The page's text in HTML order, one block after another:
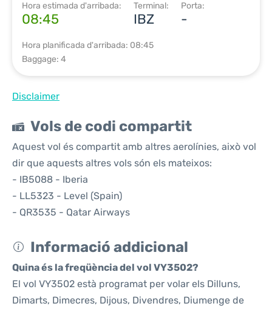
Hora estimada d'arribada:
08:45
Terminal:
IBZ
Porta:
-
Hora planificada d'arribada: 08:45
Baggage: 4
Disclaimer
Vols de codi compartit
Aquest vol és compartit amb altres aerolínies, això vol
dir que aquests altres vols són els mateixos:
- IB5088 - Iberia
- LL5323 - Level (Spain)
- QR3535 - Qatar Airways
Informació addicional
Quina és la freqüència del vol VY3502?
El vol VY3502 està programat per volar els Dilluns,
Dimarts, Dimecres, Dijous, Divendres, Diumenge de